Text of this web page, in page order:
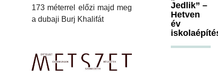
173 méterrel előzi majd meg
a dubaji Burj Khalifát
Jedlik” –
Hetven
év